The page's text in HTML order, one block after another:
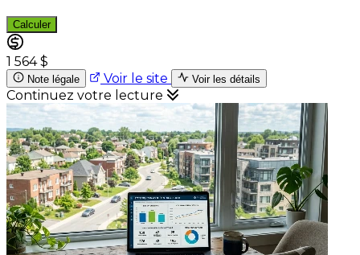
Calculer
1 564 $
Note légale Voir le site Voir les détails
Continuez votre lecture